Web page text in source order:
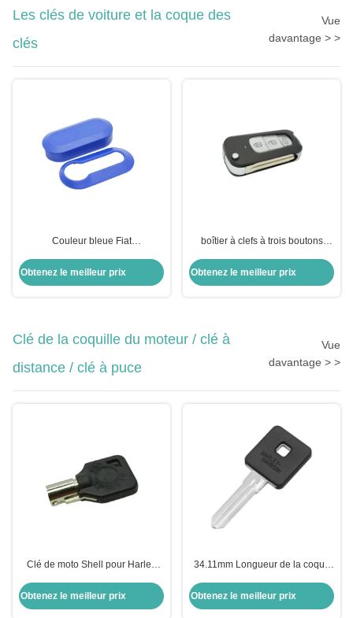
Les clés de voiture et la coque des
clés
Vue
davantage > >
Couleur bleue Fiat
clé à 3 boutons Flip Remote Key
Shell Protective 2pcs Housing
Obtenez le meilleur prix
boîtier à clefs à trois boutons
Highlander
Obtenez le meilleur prix
Clé de la coquille du moteur / clé à
distance / clé à puce
Vue
davantage > >
Clé de moto Shell pour Harley
arley moto
Obtenez le meilleur prix
34.11mm Longueur de la coque
Davidson Keyblade Droite Slots
côte double
Obtenez le meilleur prix